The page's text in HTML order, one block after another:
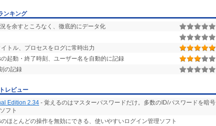
ンキング
を余すところなく、徹底的にデータ化
トル、プロセスをログに常時出力
起動・終了時刻、ユーザー名を自動的に記録
の記録
レビュー
Edition 2.34 - 覚えるのはマスターパスワードだけ。多数のID/パスワードを暗号
フト
ほとんどの操作を無効にできる、使いやすいログイン管理ソフト